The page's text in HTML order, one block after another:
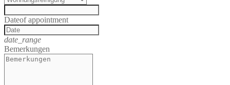
Dateof appointment
date_range
Bemerkungen